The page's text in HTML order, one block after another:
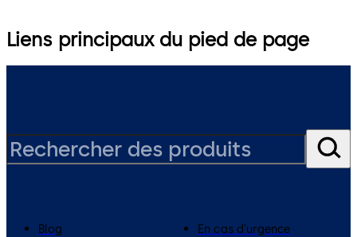
Liens principaux du pied de page
Blog
En cas d'urgence